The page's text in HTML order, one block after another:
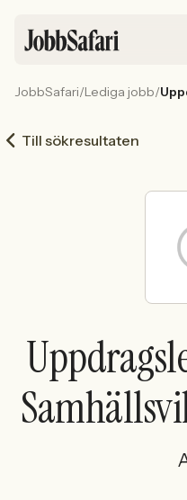
Arbetsliv och karriär
För arbetsgivare
Sök med AI
Ny här? Skapa konto
JobbSafari/Lediga jobb/
Till sökresultaten